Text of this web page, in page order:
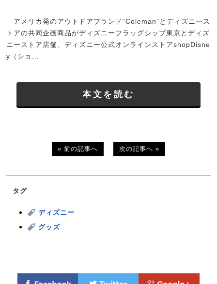
アメリカ発のアウトドアブランド“Coleman”とディズニース
トアの共同企画商品がディズニーフラッグシップ東京とディズ
ニーストア店舗、ディズニー公式オンラインストアshopDisne
y（ショ...
本文を読む
« 前の記事へ 次の記事へ »
タグ
ディズニー
グッズ